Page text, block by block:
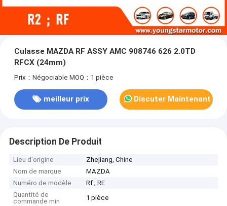
Culasse MAZDA RF ASSY AMC 908746 626 2.0TD
RFCX (24mm)
Prix：Négociable MOQ：1 pièce
meilleur prix Discuter Maintenant
Description De Produit
Lieu d'origine
Zhejiang, Chine
Nom de marque
MAZDA
Numéro de modèle
Rf ; RE
Quantité de
commande min
1 pièce